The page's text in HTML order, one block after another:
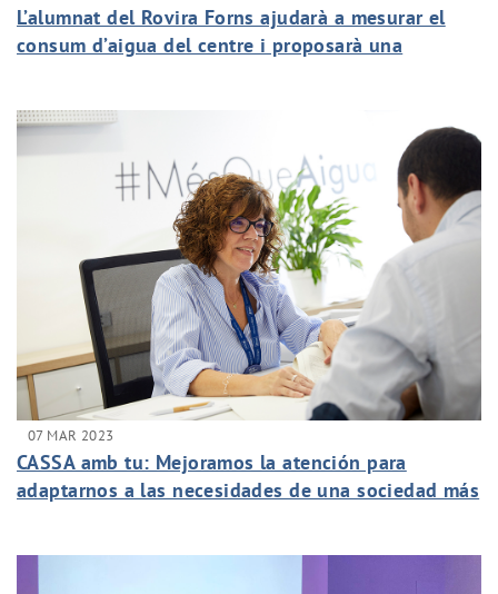
L’alumnat del Rovira Forns ajudarà a mesurar el
consum d’aigua del centre i proposarà una
07 MAR 2023
CASSA amb tu: Mejoramos la atención para
adaptarnos a las necesidades de una sociedad más